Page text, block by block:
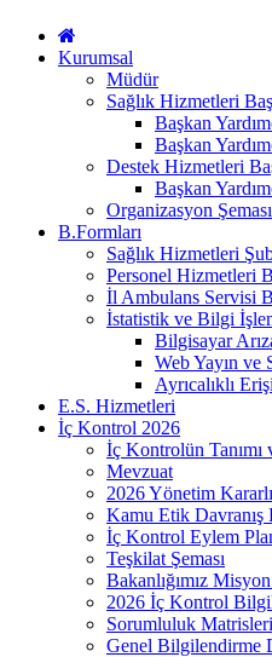
Kurumsal
Müdür
Sağlık Hizmetleri
Başkan
Başkan
Destek Hizmetleri
Başkan
Organizasyon Şeması
B.Formları
Sağlık Hizmetleri
Personel Hizmetleri
İl Ambulans Servisi
İstatistik ve Bilgi
Bilgisayar
Web Yayın ve
Ayrıcalıklı
E.S. Hizmetleri
İç Kontrol 2026
İç Kontrolün Tanımı
Mevzuat
2026 Yönetim
Kamu Etik Davranış
İç Kontrol Eylem
Teşkilat Şeması
Bakanlığımız
2026 İç Kontrol
Sorumluluk Matrisleri
Genel Bilgilendirme